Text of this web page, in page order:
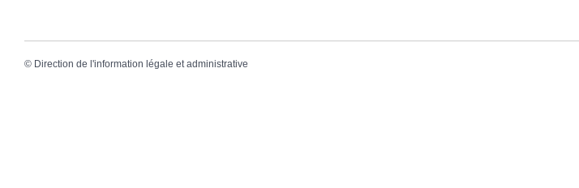
© Direction de l'information légale et administrative